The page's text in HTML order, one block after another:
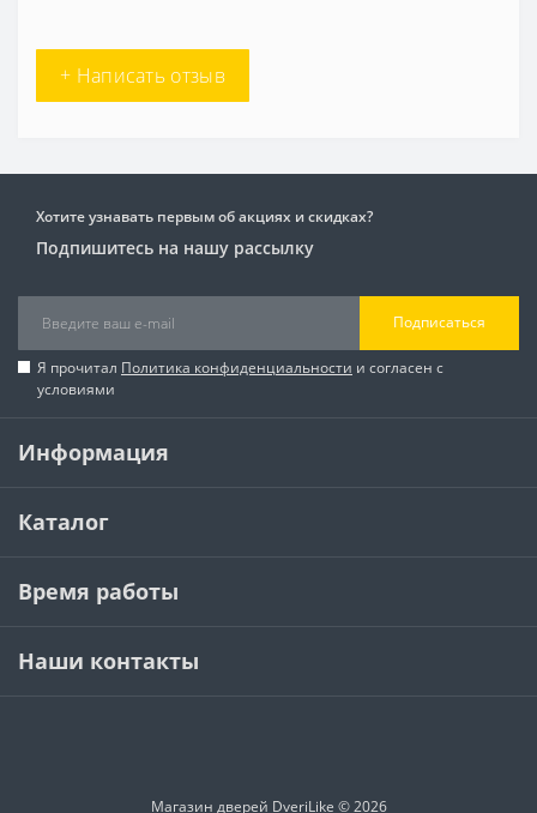
+ Написать отзыв
Хотите узнавать первым об акциях и скидках?
Подпишитесь на нашу рассылку
Подписаться
Я прочитал Политика конфиденциальности и согласен с
условиями
Информация
Каталог
Время работы
Наши контакты
Магазин дверей DveriLike © 2026